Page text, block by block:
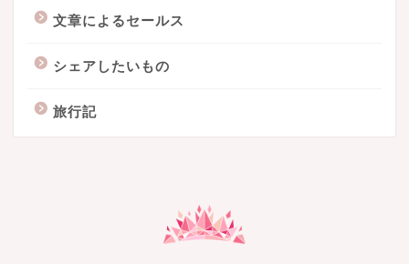
文章によるセールス
シェアしたいもの
旅行記